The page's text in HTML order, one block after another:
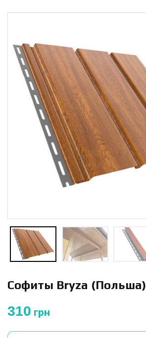
Софиты Bryza (Польша)
310 грн